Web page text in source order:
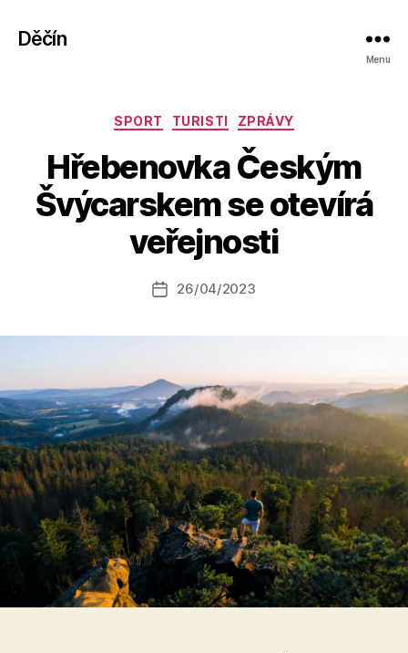
Děčín
Menu
Rubriky
SPORT TURISTI ZPRÁVY
Hřebenovka Českým
Švýcarskem se otevírá
veřejnosti
Autor
příspěvku
u
o
a
Datum
26/04/2023